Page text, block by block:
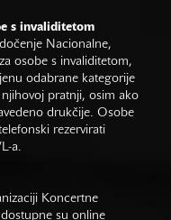
s invaliditetom
Nacionalne,
osobe s invaliditetom,
odabrane kategorije
pratnji, osim ako
drukčije. Osobe
rezervirati
a.
Koncertne
su online